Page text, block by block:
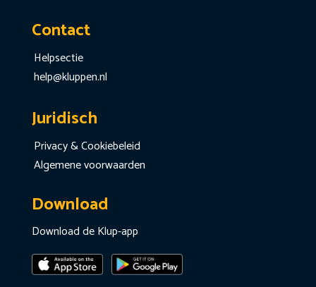
Contact
Helpsectie
help@kluppen.nl
Juridisch
Privacy & Cookiebeleid
Algemene voorwaarden
Download
Download de Klup-app